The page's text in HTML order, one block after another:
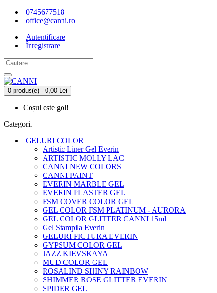
0745677518
office@canni.ro
Autentificare
Înregistrare
0 produs(e) - 0,00 Lei
Coșul este gol!
Categorii
GELURI COLOR
Artistic Liner Gel Everin
ARTISTIC MOLLY LAC
CANNI NEW COLORS
CANNI PAINT
EVERIN MARBLE GEL
EVERIN PLASTER GEL
FSM COVER COLOR GEL
GEL COLOR FSM PLATINUM - AURORA
GEL COLOR GLITTER CANNI 15ml
Gel Stampila Everin
GELURI PICTURA EVERIN
GYPSUM COLOR GEL
JAZZ KIEVSKAYA
MUD COLOR GEL
ROSALIND SHINY RAINBOW
SHIMMER ROSE GLITTER EVERIN
SPIDER GEL